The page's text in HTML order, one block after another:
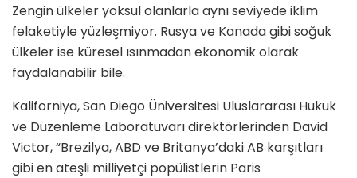
Zengin ülkeler yoksul olanlarla aynı seviyede iklim
felaketiyle yüzleşmiyor. Rusya ve Kanada gibi soğuk
ülkeler ise küresel ısınmadan ekonomik olarak
faydalanabilir bile.
Kaliforniya, San Diego Üniversitesi Uluslararası Hukuk
ve Düzenleme Laboratuvarı direktörlerinden David
Victor, “Brezilya, ABD ve Britanya’daki AB karşıtları
gibi en ateşli milliyetçi popülistlerin Paris